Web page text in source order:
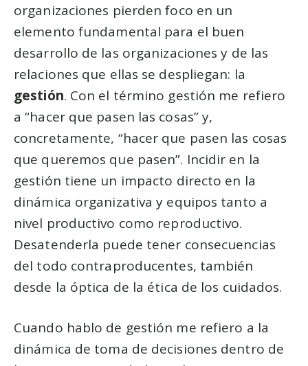
organizaciones pierden foco en un
elemento fundamental para el buen
desarrollo de las organizaciones y de las
relaciones que ellas se despliegan: la
gestión. Con el término gestión me refiero
a “hacer que pasen las cosas” y,
concretamente, “hacer que pasen las cosas
que queremos que pasen”. Incidir en la
gestión tiene un impacto directo en la
dinámica organizativa y equipos tanto a
nivel productivo como reproductivo.
Desatenderla puede tener consecuencias
del todo contraproducentes, también
desde la óptica de la ética de los cuidados.
Cuando hablo de gestión me refiero a la
dinámica de toma de decisiones dentro de